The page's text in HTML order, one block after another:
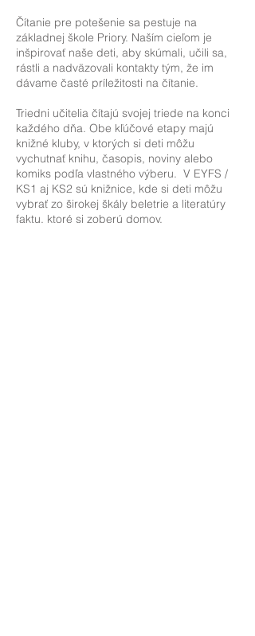
Čítanie pre potešenie sa pestuje na
základnej škole Priory. Naším cieľom je
inšpirovať naše deti, aby skúmali, učili sa,
rástli a nadväzovali kontakty tým, že im
dávame časté príležitosti na čítanie.
Triedni učitelia čítajú svojej triede na konci
každého dňa. Obe kľúčové etapy majú
knižné kluby, v ktorých si deti môžu
vychutnať knihu, časopis, noviny alebo
komiks podľa vlastného výberu. V EYFS /
KS1 aj KS2 sú knižnice, kde si deti môžu
vybrať zo širokej škály beletrie a literatúry
faktu, ktoré si zoberú domov.